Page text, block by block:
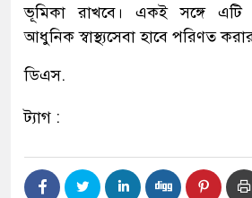
ভূমিকা রাখবে। একই সঙ্গে এটি
আধুনিক স্বাস্থ্যসেবা হাবে পরিণত
ডিএস.
ট্যাগ :